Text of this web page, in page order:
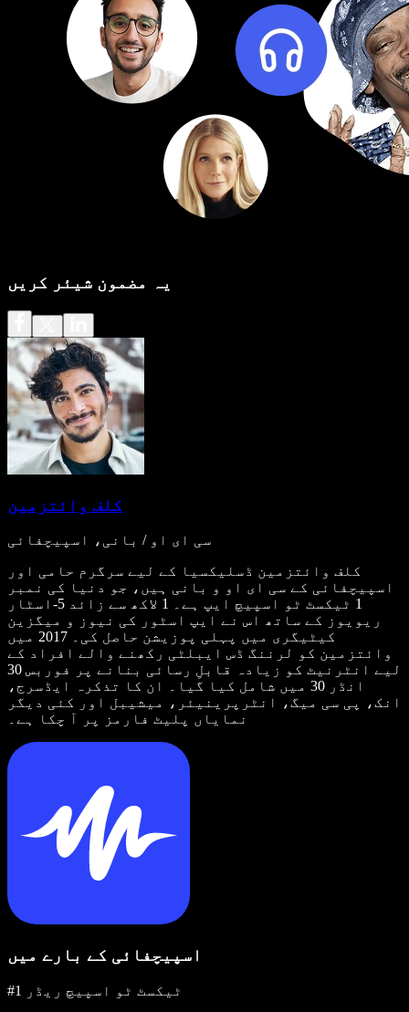
یہ مضمون شیئر کریں
کلف وائتزمین
سی ای او / بانی، اسپیچفائی
کلف وائتزمین ڈسلیکسیا کے لیے سرگرم حامی اور
اسپیچفائی کے سی ای او و بانی ہیں، جو دنیا کی نمبر
1 ٹیکسٹ ٹو اسپیچ ایپ ہے۔ 1 لاکھ سے زائد 5-اسٹار
ریویوز کے ساتھ اس نے ایپ اسٹور کی نیوز و میگزین
کیٹیگری میں پہلی پوزیشن حاصل کی۔ 2017 میں
وائتزمین کو لرننگ ڈس ایبلٹی رکھنے والے افراد کے
لیے انٹرنیٹ کو زیادہ قابلِ رسائی بنانے پر فوربس 30
انڈر 30 میں شامل کیا گیا۔ ان کا تذکرہ ایڈسرج،
انک، پی سی میگ، انٹرپرینیئر، میشیبل اور کئی دیگر
نمایاں پلیٹ فارمز پر آ چکا ہے۔
اسپیچفائی کے بارے میں
#1 ٹیکسٹ ٹو اسپیچ ریڈر